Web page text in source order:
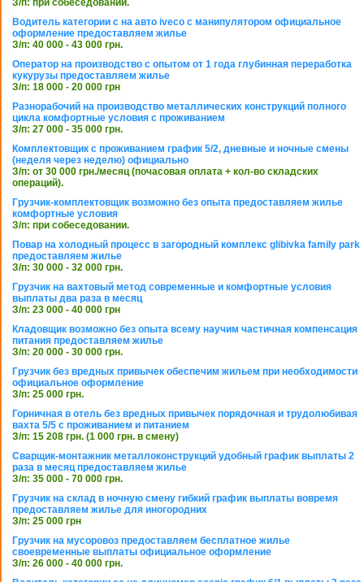
З/п: при собеседовании.
Водитель категории с на авто iveco с манипулятором официальное
оформление предоставляем жилье
З/п: 40 000 - 43 000 грн.
Оператор на производство с опытом от 1 года глубинная переработка
кукурузы предоставляем жилье
З/п: 18 000 - 20 000 грн
Разнорабочий на производство металлических конструкций полного
цикла комфортные условия с проживанием
З/п: 27 000 - 35 000 грн.
Комплектовщик с проживанием график 5/2, дневные и ночные смены
(неделя через неделю) официально
З/п: от 30 000 грн./месяц (почасовая оплата + кол-во складских
операций).
Грузчик-комплектовщик возможно без опыта предоставляем жилье
комфортные условия
З/п: при собеседовании.
Повар на холодный процесс в загородный комплекс glibivka family park
предоставляем жилье
З/п: 30 000 - 32 000 грн.
Грузчик на вахтовый метод современные и комфортные условия
выплаты два раза в месяц
З/п: 23 000 - 40 000 грн
Кладовщик возможно без опыта всему научим частичная компенсация
питания предоставляем жилье
З/п: 20 000 - 30 000 грн.
Грузчик без вредных привычек обеспечим жильем при необходимости
официальное оформление
З/п: 25 000 грн.
Горничная в отель без вредных привычек порядочная и трудолюбивая
вахта 5/5 с проживанием и питанием
З/п: 15 208 грн. (1 000 грн. в смену)
Сварщик-монтажник металлоконструкций удобный график выплаты 2
раза в месяц предоставляем жилье
З/п: 35 000 - 70 000 грн.
Грузчик на склад в ночную смену гибкий график выплаты вовремя
предоставляем жилье для иногородних
З/п: 25 000 грн
Грузчик на мусоровоз предоставляем бесплатное жилье
своевременные выплаты официальное оформление
З/п: 26 000 - 40 000 грн.